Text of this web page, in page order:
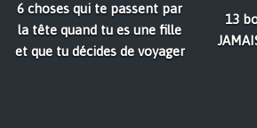
6 choses qui te passent par
la tête quand tu es une fille
et que tu décides de voyager
13